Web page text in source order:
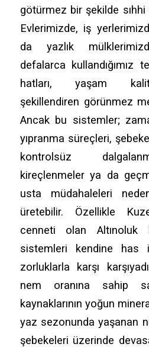
götürmez bir şekilde sıhhi
Evlerimizde, iş
da yazlık
defalarca
hatları, yaşam
şekillendiren görünmez
Ancak bu sistemler;
yıpranma süreçleri,
kontrolsüz
kireçlenmeler ya da
usta müdahaleleri
üretebilir. Özellikle
cenneti olan Altınoluk
sistemleri kendine has
zorluklarla karşı
nem oranına sahip
kaynaklarının yoğun
yaz sezonunda yaşanan
şebekeleri üzerinde